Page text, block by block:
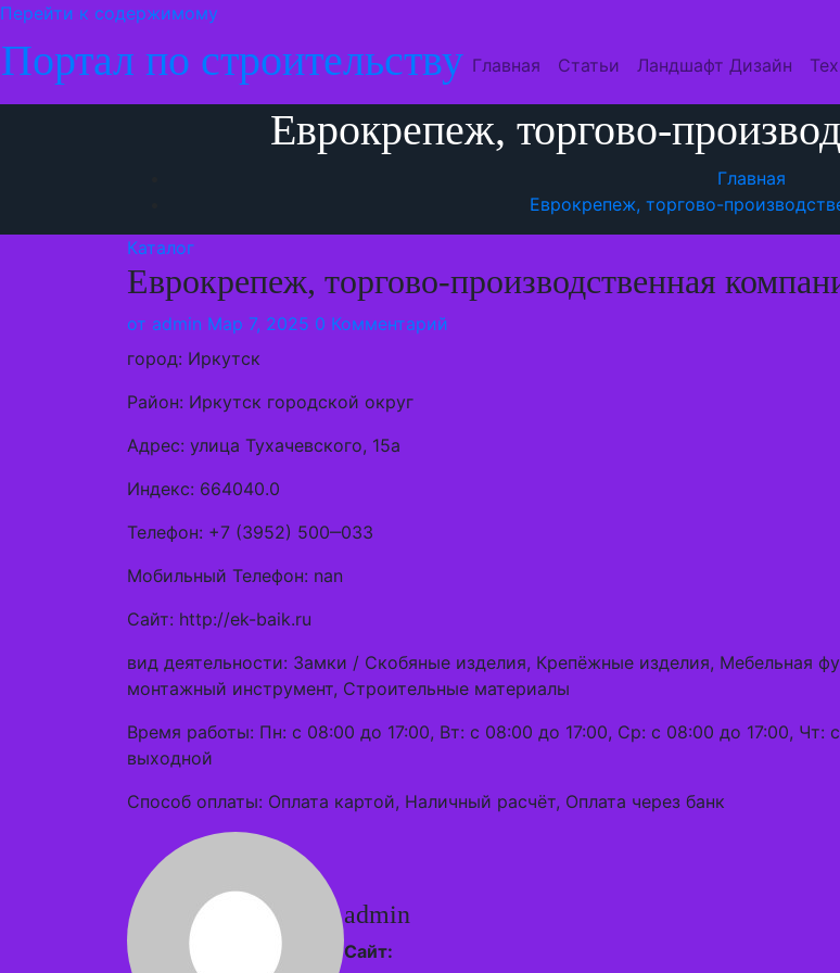
Перейти к содержимому
Портал по строительству Главная Статьи Ландшафт Дизайн
Еврокрепеж, торгово-
Главная
Еврокрепеж, торгово-
Каталог
Еврокрепеж, торгово-производственная
от admin Мар 7, 2025 0 Комментарий
город: Иркутск
Район: Иркутск городской округ
Адрес: улица Тухачевского, 15а
Индекс: 664040.0
Телефон: +7 (3952) 500‒033
Мобильный Телефон: nan
Сайт: http://ek-baik.ru
вид деятельности: Замки / Скобяные изделия, Крепёжные изделия, Мебельная
монтажный инструмент, Строительные материалы
Время работы: Пн: с 08:00 до 17:00, Вт: с 08:00 до 17:00, Ср: с 08:00 до 17:00,
выходной
Способ оплаты: Оплата картой, Наличный расчёт, Оплата через банк
admin
Сайт: